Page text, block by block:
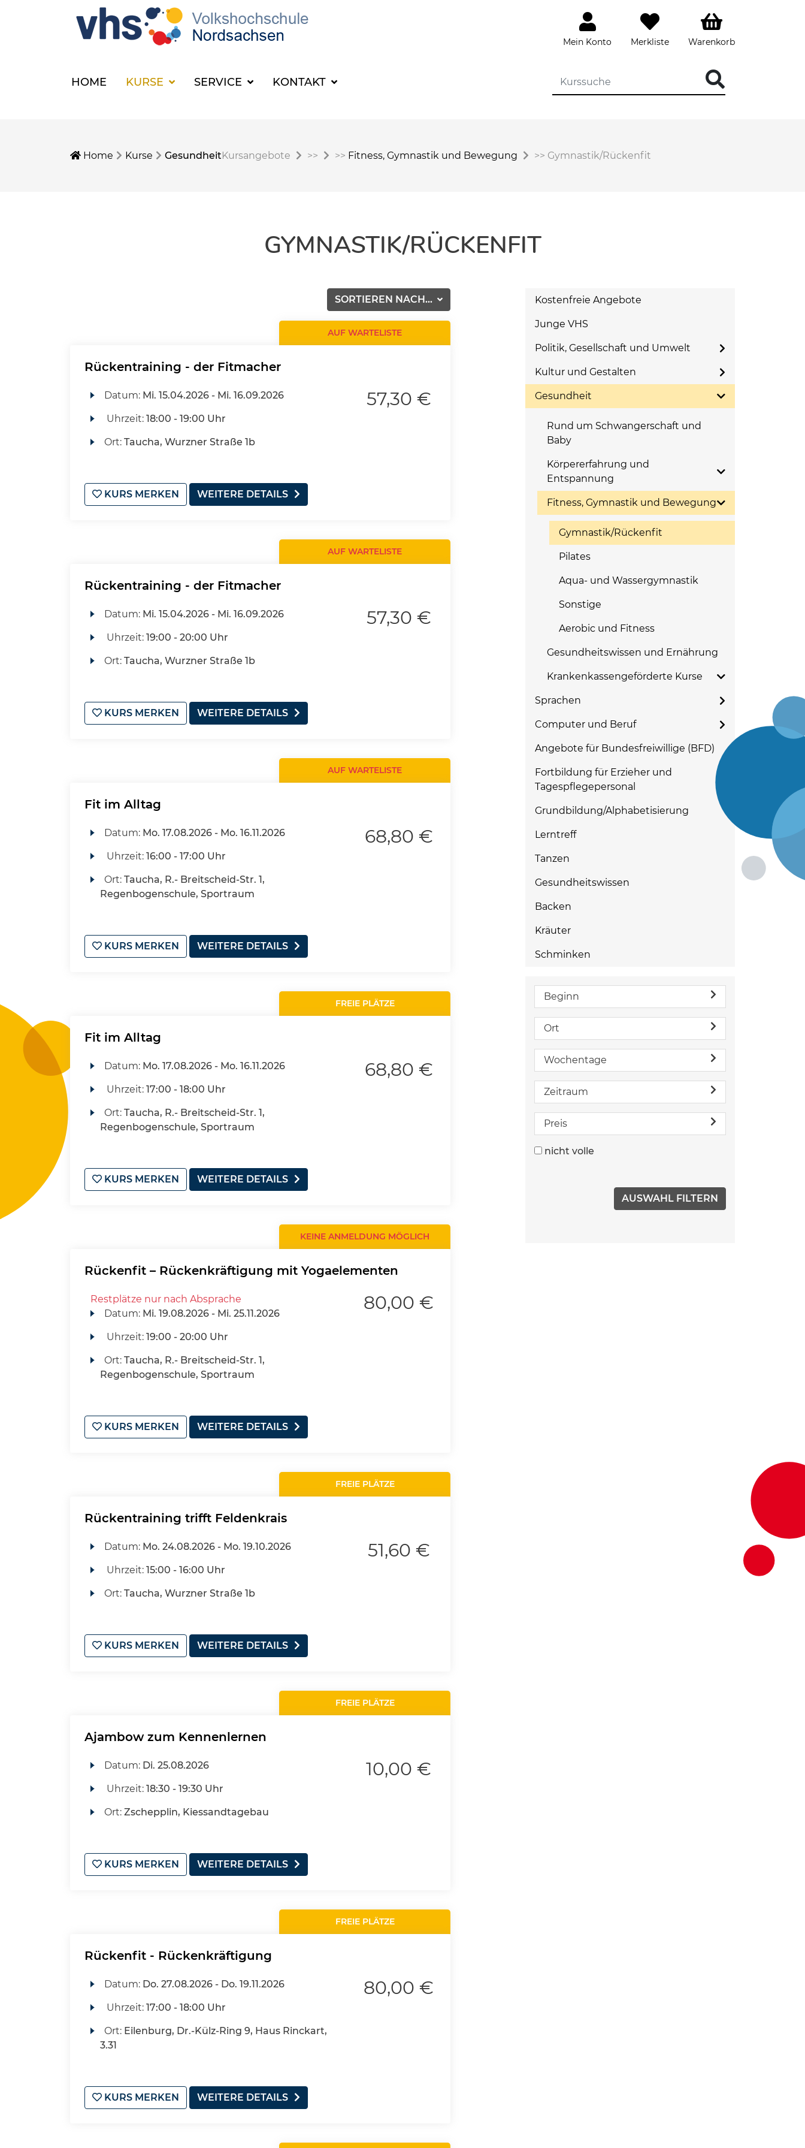
Mein Konto Merkliste Warenkorb
HOME KURSE SERVICE KONTAKT
Home Kurse GesundheitKursangebote >> >> Fitness, Gymnastik und Bewegung >> Gymnastik/Rückenfit
GYMNASTIK/RÜCKENFIT
SORTIEREN NACH...
AUF WARTELISTE
Rückentraining - der Fitmacher
Datum: Mi. 15.04.2026 - Mi. 16.09.2026
Uhrzeit: 18:00 - 19:00 Uhr
Ort: Taucha, Wurzner Straße 1b
57,30 €
KURS MERKEN WEITERE DETAILS
AUF WARTELISTE
Rückentraining - der Fitmacher
Datum: Mi. 15.04.2026 - Mi. 16.09.2026
Uhrzeit: 19:00 - 20:00 Uhr
Ort: Taucha, Wurzner Straße 1b
57,30 €
KURS MERKEN WEITERE DETAILS
AUF WARTELISTE
Fit im Alltag
Datum: Mo. 17.08.2026 - Mo. 16.11.2026
Uhrzeit: 16:00 - 17:00 Uhr
Ort: Taucha, R.- Breitscheid-Str. 1,
Regenbogenschule, Sportraum
68,80 €
KURS MERKEN WEITERE DETAILS
FREIE PLÄTZE
Fit im Alltag
Datum: Mo. 17.08.2026 - Mo. 16.11.2026
Uhrzeit: 17:00 - 18:00 Uhr
Ort: Taucha, R.- Breitscheid-Str. 1,
Regenbogenschule, Sportraum
68,80 €
KURS MERKEN WEITERE DETAILS
KEINE ANMELDUNG MÖGLICH
Rückenfit – Rückenkräftigung mit Yogaelementen
Restplätze nur nach Absprache
Datum: Mi. 19.08.2026 - Mi. 25.11.2026
Uhrzeit: 19:00 - 20:00 Uhr
Ort: Taucha, R.- Breitscheid-Str. 1,
Regenbogenschule, Sportraum
80,00 €
KURS MERKEN WEITERE DETAILS
FREIE PLÄTZE
Rückentraining trifft Feldenkrais
Datum: Mo. 24.08.2026 - Mo. 19.10.2026
Uhrzeit: 15:00 - 16:00 Uhr
Ort: Taucha, Wurzner Straße 1b
51,60 €
KURS MERKEN WEITERE DETAILS
FREIE PLÄTZE
Ajambow zum Kennenlernen
Datum: Di. 25.08.2026
Uhrzeit: 18:30 - 19:30 Uhr
Ort: Zschepplin, Kiessandtagebau
10,00 €
KURS MERKEN WEITERE DETAILS
FREIE PLÄTZE
Rückenfit - Rückenkräftigung
Datum: Do. 27.08.2026 - Do. 19.11.2026
Uhrzeit: 17:00 - 18:00 Uhr
Ort: Eilenburg, Dr.-Külz-Ring 9, Haus Rinckart,
3.31
80,00 €
KURS MERKEN WEITERE DETAILS
Kostenfreie Angebote
Junge VHS
Politik, Gesellschaft und Umwelt
Kultur und Gestalten
Gesundheit
Rund um Schwangerschaft und
Baby
Körpererfahrung und
Entspannung
Fitness, Gymnastik und Bewegung
Gymnastik/Rückenfit
Pilates
Aqua- und Wassergymnastik
Sonstige
Aerobic und Fitness
Gesundheitswissen und Ernährung
Krankenkassengeförderte Kurse
Sprachen
Computer und Beruf
Angebote für Bundesfreiwillige (BFD)
Fortbildung für Erzieher und
Tagespflegepersonal
Grundbildung/Alphabetisierung
Lerntreff
Tanzen
Gesundheitswissen
Backen
Kräuter
Schminken
Beginn
Ort
Wochentage
Zeitraum
Preis
nicht volle